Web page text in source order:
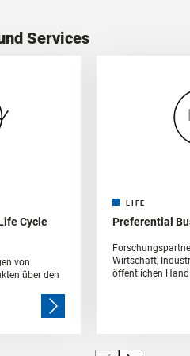
Services
Cycle
von
über den
LIFE
Preferential
Wirtschaft,
öffentlichen Hand